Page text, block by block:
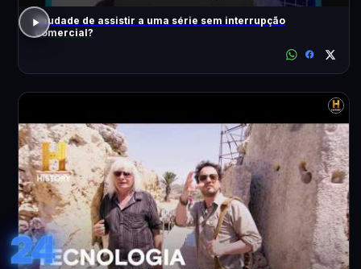
Saudade de assistir a uma série sem interrupção
comercial?
24